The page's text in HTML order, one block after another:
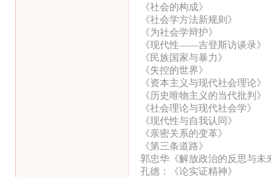
《社会的构成》
《社会学方法新规则》
《为社会学辩护》
《现代性——吉登斯访谈录》
《民族国家与暴力》
《失控的世界》
《资本主义与现代社会理论》
《历史唯物主义的当代批判》
《社会理论与现代社会学》
《现代性与自我认同》
《亲密关系的变革》
《第三条道路》
郭忠华《解放政治的反思与未
孔德：《论实证精神》